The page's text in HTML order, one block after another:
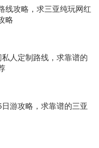
线攻略，求三亚纯玩网红
略
人定制路线，求靠谱的
游攻略，求靠谱的三亚